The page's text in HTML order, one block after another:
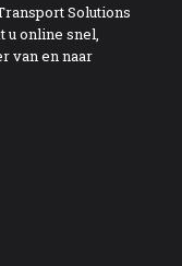
Solutions
online snel,
van en naar